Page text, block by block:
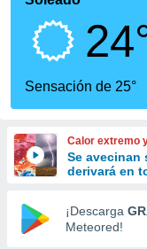
que se
calidad.
a este
las
y
forma
digital
basada
Sensación de 25°
Calor extremo
Se avecinan
derivará en
¡Descarga
Meteored!